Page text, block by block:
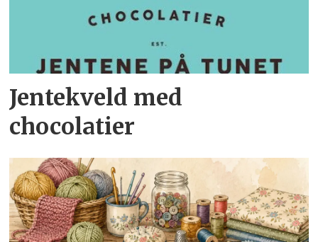
Jentekveld med
chocolatier